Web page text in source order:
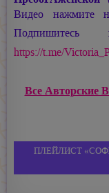
Видео нажмите
https://t.me/
Все Авторские
ПЛЕЙЛИСТ